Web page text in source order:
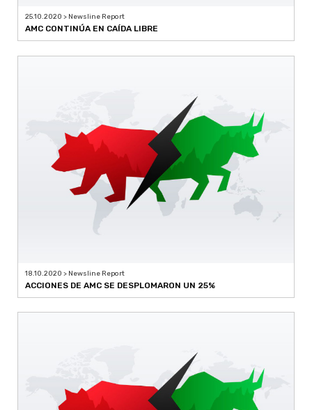
25.10.2020 > Newsline Report
AMC CONTINÚA EN CAÍDA LIBRE
18.10.2020 > Newsline Report
ACCIONES DE AMC SE DESPLOMARON UN 25%